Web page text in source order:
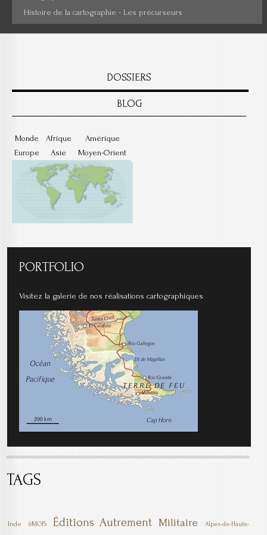
Histoire de la cartographie - Les précurseurs
DOSSIERS
BLOG
Monde
Europe
Afrique
Asie
Amérique
Moyen-Orient
PORTFOLIO
Visitez la galerie de nos réalisations cartographiques
TAGS
Inde 6MOIS Éditions Autrement Militaire Alpes-de-Haute-